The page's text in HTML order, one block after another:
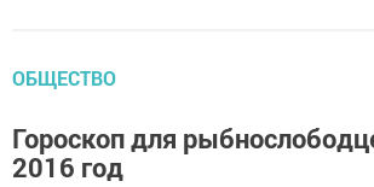
ОБЩЕСТВО
Гороскоп для
2016 год